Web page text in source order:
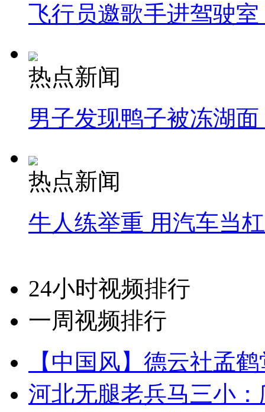
飞行员邀歌手进驾驶
热点新闻
男子发现鸭子被冻湖
热点新闻
牛人练举重 用汽车当
24小时视频排行
一周视频排行
【中国风】德云社孟
河北无腿老兵马三小